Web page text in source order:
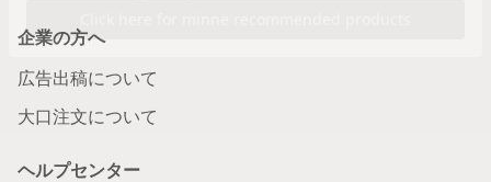
企業の方へ
広告出稿について
大口注文について
ヘルプセンター